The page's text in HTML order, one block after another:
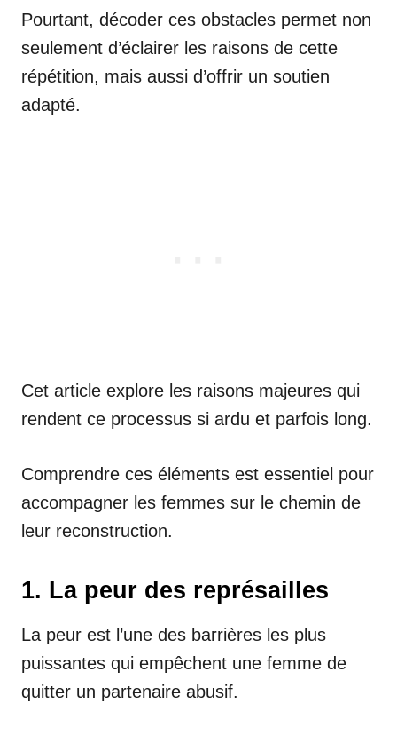
Pourtant, décoder ces obstacles permet non
seulement d’éclairer les raisons de cette
répétition, mais aussi d’offrir un soutien
adapté.
Cet article explore les raisons majeures qui
rendent ce processus si ardu et parfois long.
Comprendre ces éléments est essentiel pour
accompagner les femmes sur le chemin de
leur reconstruction.
1. La peur des représailles
La peur est l’une des barrières les plus
puissantes qui empêchent une femme de
quitter un partenaire abusif.